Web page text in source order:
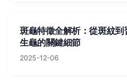
斑龜特徵全解析：從斑紋
生龜的關鍵細節
2025-12-06